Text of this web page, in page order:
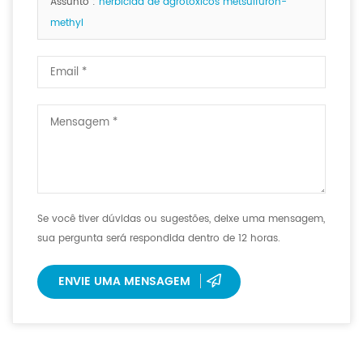
methyl
Se você tiver dúvidas ou sugestões, deixe uma mensagem,
sua pergunta será respondida dentro de 12 horas.
ENVIE UMA MENSAGEM